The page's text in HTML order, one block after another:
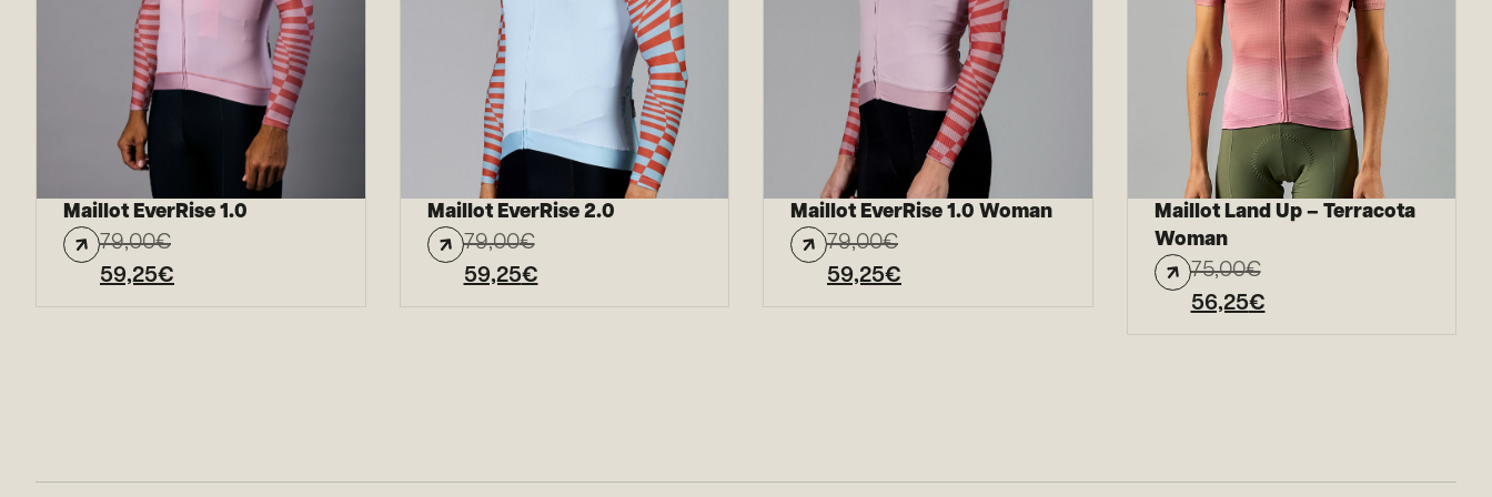
Maillot EverRise 1.0
79,00€
59,25€
Maillot EverRise 2.0
79,00€
59,25€
Maillot EverRise 1.0 Woman
79,00€
59,25€
Maillot Land Up – Terracota
Woman
75,00€
56,25€